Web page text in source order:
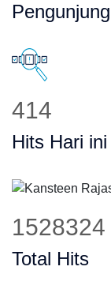
Pengunjung
516
Hits Hari ini
1903085
Total Hits